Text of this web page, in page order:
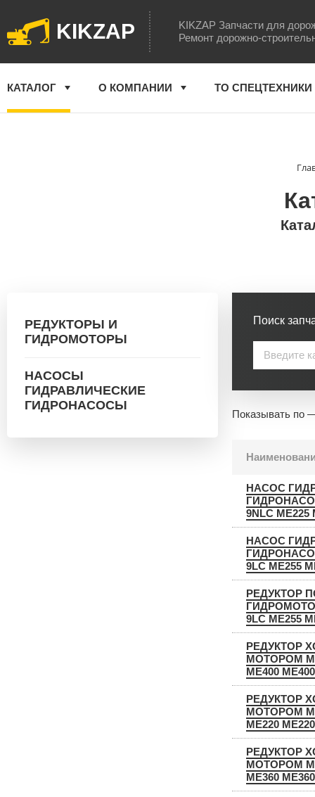
KIKZAP
KIKZAP Запчасти для
Ремонт дорожно-
КАТАЛОГ О КОМПАНИИ ТО СПЕЦТЕХНИКИ
РЕДУКТОРЫ И
ГИДРОМОТОРЫ
НАСОСЫ
ГИДРАВЛИЧЕСКИЕ
ГИДРОНАСОСЫ
Поиск
Показывать по
НАСОС
9NLC ME225
НАСОС
9LC ME255
РЕДУКТОР
9LC ME255
РЕДУКТОР
МОТОРОМ
ME400
РЕДУКТОР
МОТОРОМ
ME220
РЕДУКТОР
МОТОРОМ
ME360